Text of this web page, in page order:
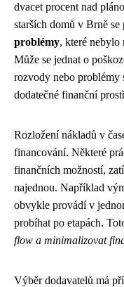
dvacet procent nad
starších domů v Brně
problémy, které nebylo
Může se jednat o
rozvody nebo problémy
dodatečné finanční
Rozložení nákladů v
financování. Některé
finančních možností,
najednou. Například
obvykle provádí v
probíhat po etapách.
flow a minimalizovat
Výběr dodavatelů má